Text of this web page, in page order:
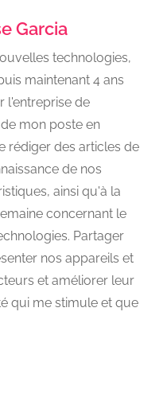
Garcia
technologies,
maintenant 4 ans
l'entreprise de
mon poste en
rédiger des articles de
de nos
ainsi qu'à la
concernant le
Partager
nos appareils et
et améliorer leur
qui me stimule et que